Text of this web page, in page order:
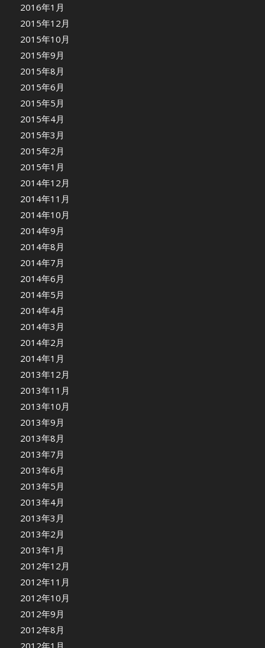
2016年1月
2015年12月
2015年10月
2015年9月
2015年8月
2015年6月
2015年5月
2015年4月
2015年3月
2015年2月
2015年1月
2014年12月
2014年11月
2014年10月
2014年9月
2014年8月
2014年7月
2014年6月
2014年5月
2014年4月
2014年3月
2014年2月
2014年1月
2013年12月
2013年11月
2013年10月
2013年9月
2013年8月
2013年7月
2013年6月
2013年5月
2013年4月
2013年3月
2013年2月
2013年1月
2012年12月
2012年11月
2012年10月
2012年9月
2012年8月
2012年1月